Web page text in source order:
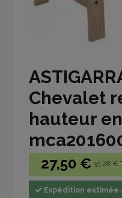
Chevalet
hauteur
27,50 € 33.28 €
Expédition estimée